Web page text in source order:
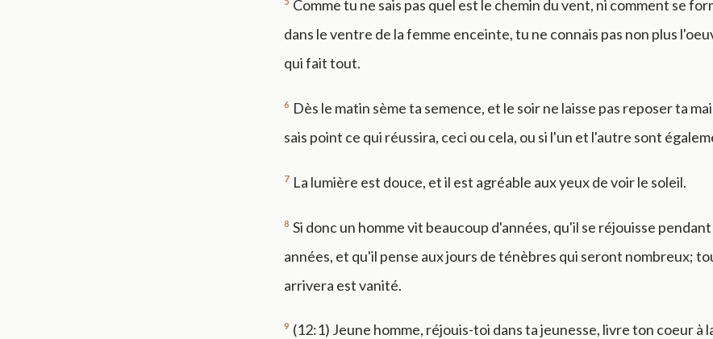
Comme tu ne sais pas quel est le chemin du vent, ni comment se
dans le ventre de la femme enceinte, tu ne connais pas non plus
qui fait tout.
6 Dès le matin sème ta semence, et le soir ne laisse pas reposer ta
sais point ce qui réussira, ceci ou cela, ou si l'un et l'autre sont
7 La lumière est douce, et il est agréable aux yeux de voir le soleil.
8 Si donc un homme vit beaucoup d'années, qu'il se réjouisse
années, et qu'il pense aux jours de ténèbres qui seront nombreux;
arrivera est vanité.
9 (12:1) Jeune homme, réjouis-toi dans ta jeunesse, livre ton coeur à